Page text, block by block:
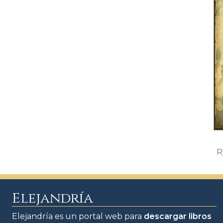
Elejandría
Elejandría es un portal web para descargar libros